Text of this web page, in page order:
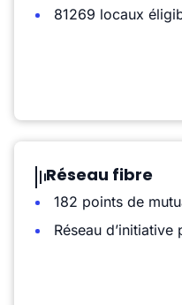
81269 locaux
Réseau fibre
182 points de
Réseau d’initiative